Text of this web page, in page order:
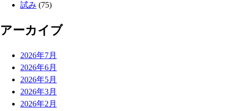
試み (75)
アーカイブ
2026年7月
2026年6月
2026年5月
2026年3月
2026年2月